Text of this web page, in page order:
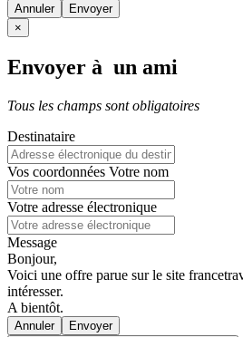
Annuler
×
Envoyer à un ami
Tous les champs sont obligatoires
Destinataire
Vos coordonnées Votre nom
Votre adresse électronique
Message
Bonjour,
Voici une offre parue sur le site
intéresser.
A bientôt.
Annuler